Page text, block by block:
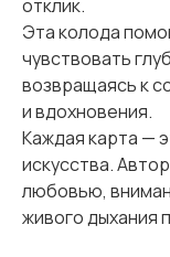
отклик.
Эта колода
чувствовать
возвращаясь к
и вдохновения.
Каждая карта —
искусства.
любовью,
живого дыхания